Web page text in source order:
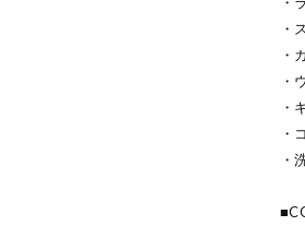
・
・
・
・
・
・